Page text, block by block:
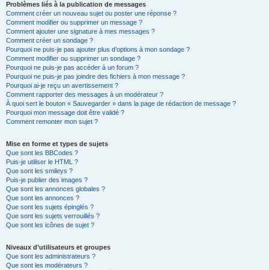
Problèmes liés à la publication de messages
Comment créer un nouveau sujet ou poster une réponse ?
Comment modifier ou supprimer un message ?
Comment ajouter une signature à mes messages ?
Comment créer un sondage ?
Pourquoi ne puis-je pas ajouter plus d’options à mon sondage ?
Comment modifier ou supprimer un sondage ?
Pourquoi ne puis-je pas accéder à un forum ?
Pourquoi ne puis-je pas joindre des fichiers à mon message ?
Pourquoi ai-je reçu un avertissement ?
Comment rapporter des messages à un modérateur ?
À quoi sert le bouton « Sauvegarder » dans la page de rédaction de message ?
Pourquoi mon message doit être validé ?
Comment remonter mon sujet ?
Mise en forme et types de sujets
Que sont les BBCodes ?
Puis-je utiliser le HTML ?
Que sont les smileys ?
Puis-je publier des images ?
Que sont les annonces globales ?
Que sont les annonces ?
Que sont les sujets épinglés ?
Que sont les sujets verrouillés ?
Que sont les icônes de sujet ?
Niveaux d’utilisateurs et groupes
Que sont les administrateurs ?
Que sont les modérateurs ?